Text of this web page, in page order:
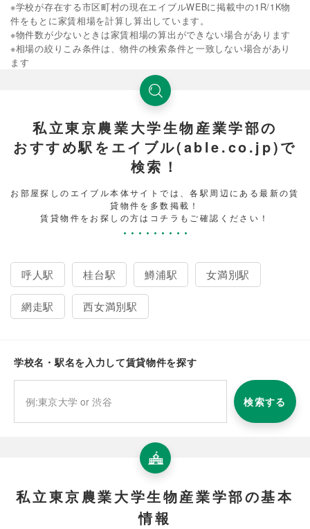
※学校が存在する市区町村の現在エイブルWEBに掲載中の1R/1K物
件をもとに家賃相場を計算し算出しています。
※物件数が少ないときは家賃相場の算出ができない場合があります
※相場の絞りこみ条件は、物件の検索条件と一致しない場合があり
ます
私立東京農業大学生物産業学部の
おすすめ駅をエイブル(able.co.jp)で
検索！
お部屋探しのエイブル本体サイトでは、各駅周辺にある最新の賃
貸物件を多数掲載！
賃貸物件をお探しの方はコチラもご確認ください！
呼人駅 桂台駅 鱒浦駅 女満別駅
網走駅 西女満別駅
学校名・駅名を入力して賃貸物件を探す
検索する
私立東京農業大学生物産業学部の基本
情報